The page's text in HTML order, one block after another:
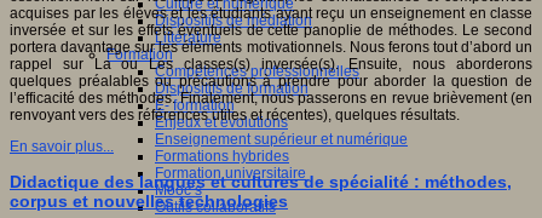
Culture et numérique
Dispositifs de médiation
Littérature
Formation
Compétences professionnelles
Dispositifs de formation
E- formation
Enjeux et évolutions
Enseignement supérieur et numérique
Formations hybrides
Formation universitaire
Mooc’s
Outils collaboratifs
acquises par les élèves et les étudiants ayant reçu un enseignement en classe
inversée et sur les effets éventuels de cette panoplie de méthodes. Le second
portera davantage sur les éléments motivationnels. Nous ferons tout d’abord un
rappel sur La ou Les classes(s) inversée(s). Ensuite, nous aborderons
quelques préalables ou précautions à prendre pour aborder la question de
l’efficacité des méthodes. Finalement, nous passerons en revue brièvement (en
renvoyant vers des références utiles et récentes), quelques résultats.
En savoir plus...
Didactique des langues et cultures de spécialité : méthodes,
corpus et nouvelles technologies